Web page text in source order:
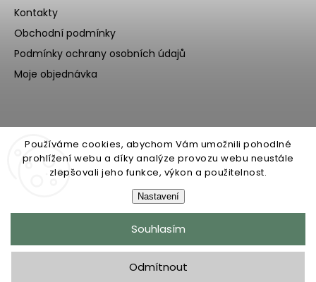
Používáme cookies, abychom Vám umožnili pohodlné
prohlížení webu a díky analýze provozu webu neustále
zlepšovali jeho funkce, výkon a použitelnost.
Nastavení
Odmítnout
Souhlasím
Kontakty
Obchodní podmínky
Podmínky ochrany osobních údajů
Moje objednávka
Ecoteeno. Všechna práva vyhrazena.
Grafický návrh vytvořil a nakódoval
Upravila digitální agentura